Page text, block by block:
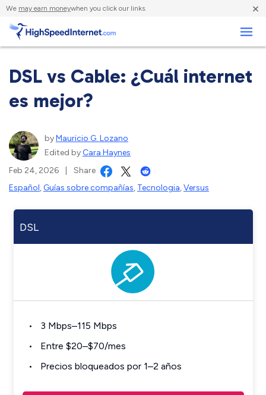
We may earn moneywhen you click our links. ×
DSL vs Cable: ¿Cuál internet
es mejor?
byMauricio G. Lozano
Edited by Cara Haynes
Feb 24, 2026
Share
Español, Guías sobre compañías, Tecnologia,Versus
DSL
3 Mbps–115 Mbps
Entre $20–$70/mes
Precios bloqueados por 1–2 años